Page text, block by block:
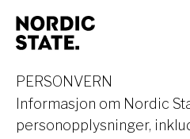
PERSONVERN
Informasjon om Nordic
personopplysninger,